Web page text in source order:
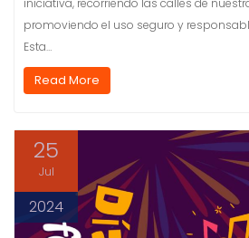
promoviendo el uso seguro y
Esta…
Read More
25
Jul
2024